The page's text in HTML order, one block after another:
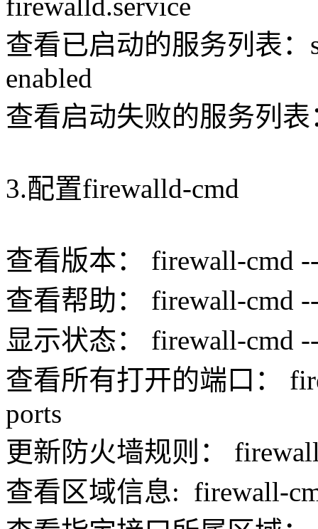
查看已启动的服务列表：
enabled
查看启动失败的服务列表
3.配置firewalld-cmd
查看版本： firewall-cmd
查看帮助： firewall-cmd
显示状态： firewall-cmd
查看所有打开的端口：
ports
更新防火墙规则：
查看区域信息: firewall-